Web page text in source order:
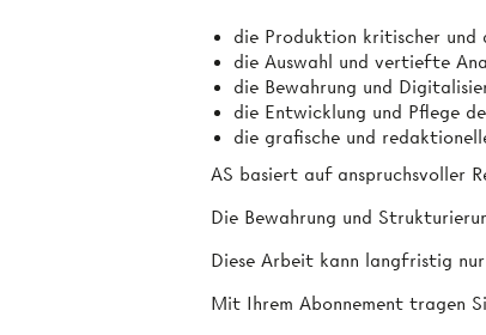
die Produktion kritischer und
die Auswahl und vertiefte
die Bewahrung und
die Entwicklung und Pflege
die grafische und
AS basiert auf anspruchsvoller
Die Bewahrung und
Diese Arbeit kann langfristig
Mit Ihrem Abonnement tragen